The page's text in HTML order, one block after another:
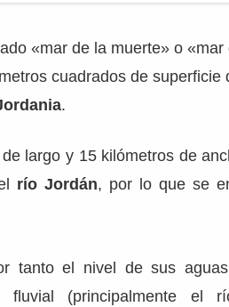
«mar de la muerte» o
cuadrados de
.
largo y 15 kilómetros de
río Jordán, por lo que se
tanto el nivel de sus
fluvial (principalmente el